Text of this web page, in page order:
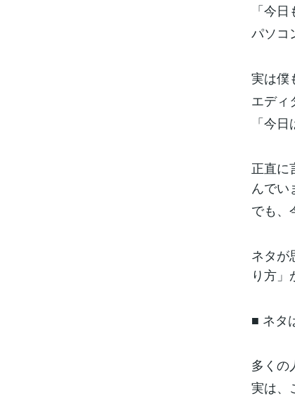
「今
パソコ
実は僕
エディ
「今
正直に
んでい
でも、
ネタが
り方」
■ ネタ
多くの
実は、